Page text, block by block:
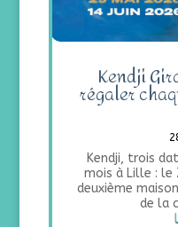
Kendji
régaler
Kendji, trois
mois à Lille : le
deuxième
de la